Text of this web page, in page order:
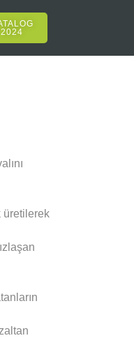
2024
üretilerek